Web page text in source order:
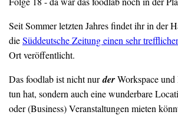
Seit Sommer letzten Jahres findet ihr in der
dieSüddeutsche Zeitung einen sehr
Ort veröffentlicht.
Das foodlab ist nicht nurderWorkspace
tun hat, sondern auch eine wunderbare
oder (Business) Veranstaltungen mieten